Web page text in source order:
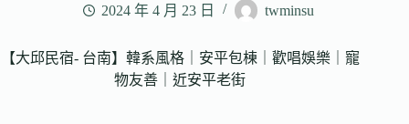
2024 年 4 月 23 日
twminsu
【大邱民宿- 台南】韓系風格｜安平包棟｜歡唱娛樂｜寵
物友善｜近安平老街